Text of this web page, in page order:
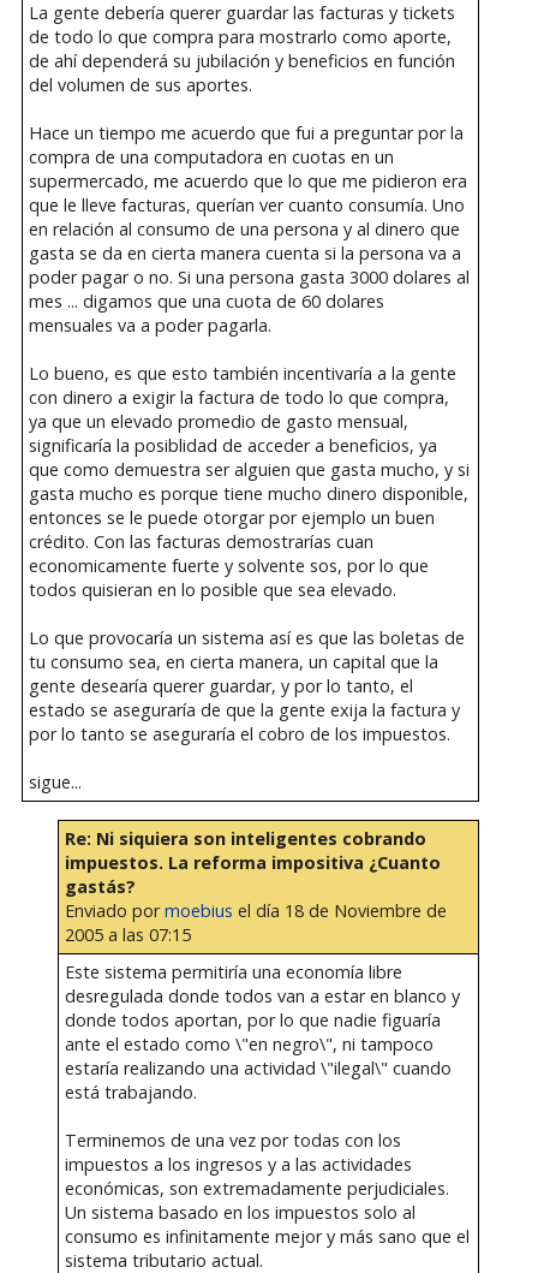
La gente debería querer guardar las facturas y tickets
de todo lo que compra para mostrarlo como aporte,
de ahí dependerá su jubilación y beneficios en función
del volumen de sus aportes.
Hace un tiempo me acuerdo que fui a preguntar por la
compra de una computadora en cuotas en un
supermercado, me acuerdo que lo que me pidieron era
que le lleve facturas, querían ver cuanto consumía. Uno
en relación al consumo de una persona y al dinero que
gasta se da en cierta manera cuenta si la persona va a
poder pagar o no. Si una persona gasta 3000 dolares al
mes ... digamos que una cuota de 60 dolares
mensuales va a poder pagarla.
Lo bueno, es que esto también incentivaría a la gente
con dinero a exigir la factura de todo lo que compra,
ya que un elevado promedio de gasto mensual,
significaría la posiblidad de acceder a beneficios, ya
que como demuestra ser alguien que gasta mucho, y si
gasta mucho es porque tiene mucho dinero disponible,
entonces se le puede otorgar por ejemplo un buen
crédito. Con las facturas demostrarías cuan
economicamente fuerte y solvente sos, por lo que
todos quisieran en lo posible que sea elevado.
Lo que provocaría un sistema así es que las boletas de
tu consumo sea, en cierta manera, un capital que la
gente desearía querer guardar, y por lo tanto, el
estado se aseguraría de que la gente exija la factura y
por lo tanto se aseguraría el cobro de los impuestos.
sigue...
Re: Ni siquiera son inteligentes cobrando
impuestos. La reforma impositiva ¿Cuanto
gastás?
Enviado pormoebius el día 18 de Noviembre de
2005 a las 07:15
Este sistema permitiría una economía libre
desregulada donde todos van a estar en blanco y
donde todos aportan, por lo que nadie figuaría
ante el estado como \"en negro\", ni tampoco
estaría realizando una actividad \"ilegal\" cuando
está trabajando.
Terminemos de una vez por todas con los
impuestos a los ingresos y a las actividades
económicas, son extremadamente perjudiciales.
Un sistema basado en los impuestos solo al
consumo es infinitamente mejor y más sano que el
sistema tributario actual.